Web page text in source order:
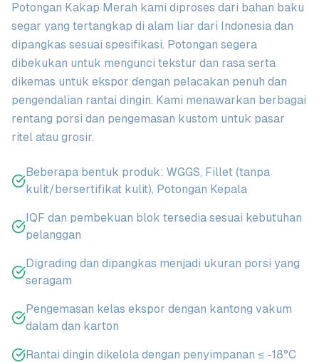
Potongan Kakap Merah kami diproses dari bahan baku
segar yang tertangkap di alam liar dari Indonesia dan
dipangkas sesuai spesifikasi. Potongan segera
dibekukan untuk mengunci tekstur dan rasa serta
dikemas untuk ekspor dengan pelacakan penuh dan
pengendalian rantai dingin. Kami menawarkan berbagai
rentang porsi dan pengemasan kustom untuk pasar
ritel atau grosir.
Beberapa bentuk produk: WGGS, Fillet (tanpa
kulit/bersertifikat kulit), Potongan Kepala
IQF dan pembekuan blok tersedia sesuai kebutuhan
pelanggan
Digrading dan dipangkas menjadi ukuran porsi yang
seragam
Pengemasan kelas ekspor dengan kantong vakum
dalam dan karton
Rantai dingin dikelola dengan penyimpanan ≤ -18°C